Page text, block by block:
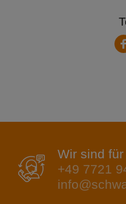
Wir sind
+49 7721